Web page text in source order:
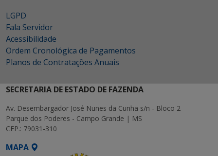
LGPD
Fala Servidor
Acessibilidade
Ordem Cronológica de Pagamentos
Planos de Contratações Anuais
SECRETARIA DE ESTADO DE FAZENDA
Av. Desembargador José Nunes da Cunha s/n - Bloco 2
Parque dos Poderes - Campo Grande | MS
CEP.: 79031-310
MAPA